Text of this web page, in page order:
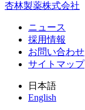
杏林製薬株式会社
ニュース
採用情報
お問い合わせ
サイトマップ
日本語
English